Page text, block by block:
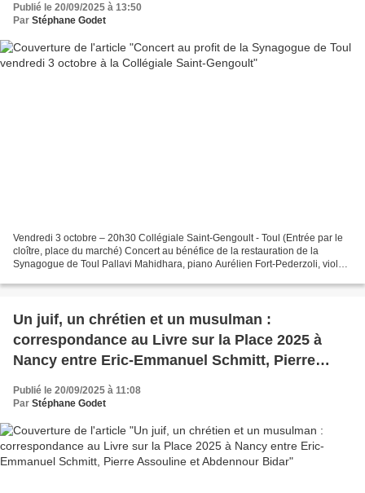
Publié le 20/09/2025 à 13:50
Par Stéphane Godet
Vendredi 3 octobre – 20h30 Collégiale Saint-Gengoult - Toul (Entrée par le
cloître, place du marché) Concert au bénéfice de la restauration de la
Synagogue de Toul Pallavi Mahidhara, piano Aurélien Fort-Pederzoli, violon
Un juif, un chrétien et un musulman :
correspondance au Livre sur la Place 2025 à
Nancy entre Eric-Emmanuel Schmitt, Pierre
Assouline et Abdennour Bidar
Publié le 20/09/2025 à 11:08
Par Stéphane Godet